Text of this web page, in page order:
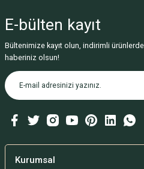
E-bülten kayıt
Bültenimize kayıt olun, indirimli
haberiniz olsun!
Kurumsal